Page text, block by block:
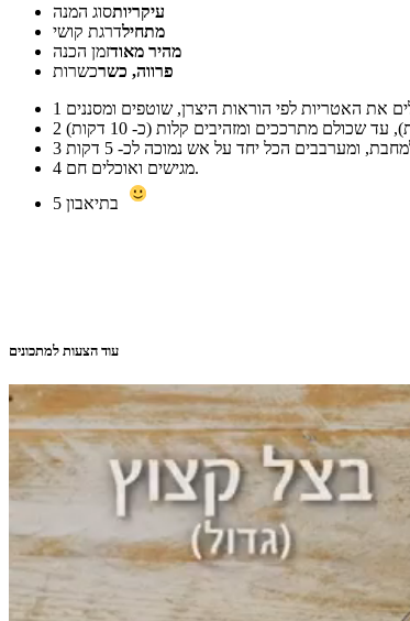
עיקריותסוג המנה
מתחילדרגת קושי
מהיר מאודזמן הכנה
פרווה, כשרכשרות
1
2
3
4
מגישים ואוכלים חם.
5
עוד הצעות למתכונים